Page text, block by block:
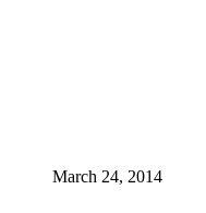
March 24, 2014